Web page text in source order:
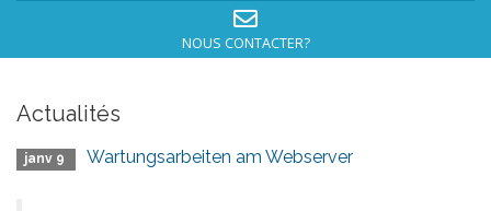
NOUS CONTACTER?
Actualités
janv 9 Wartungsarbeiten am Webserver